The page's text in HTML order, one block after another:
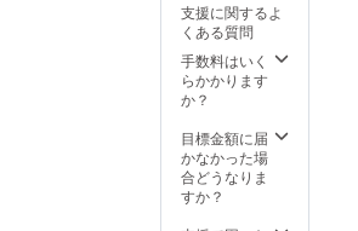
支援に関するよ
くある質問
手数料はいく
らかかります
か？
目標金額に届
かなかった場
合どうなりま
すか？